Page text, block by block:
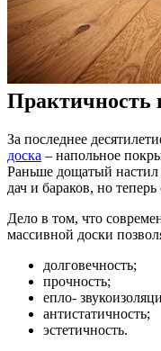
Практичность
За последнее
доска – напольное
Раньше дощатый
дач и бараков, но
Дело в том, что
массивной доски
долговечность;
прочность;
епло-
антистатичность;
эстетичность.